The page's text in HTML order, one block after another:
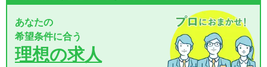
あなたの
希望条件に合う
理想の求人